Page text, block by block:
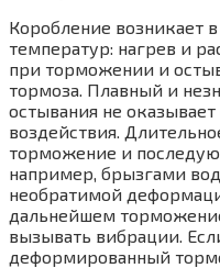
Коробление возникает
температур: нагрев и
при торможении и
тормоза. Плавный и
остывания не
воздействия.
торможение и
например, брызгами
необратимой
дальнейшем
вызывать вибрации.
деформированный